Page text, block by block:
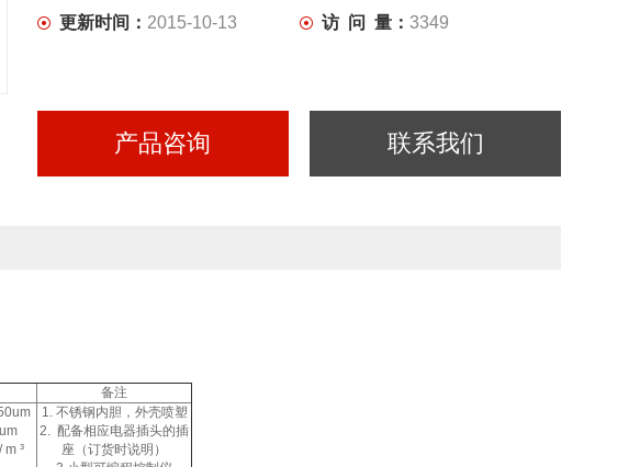
更新时间： 2015-10-13 访 问 量： 3349
产品咨询 联系我们
备注
m ³
1. 不锈钢内胆，外壳喷塑
2. 配备相应电器插头的插
座（订货时说明）